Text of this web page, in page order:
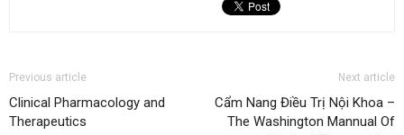
Previous article
Clinical Pharmacology and
Therapeutics
Next article
Cẩm Nang Điều Trị Nội Khoa –
The Washington Mannual Of